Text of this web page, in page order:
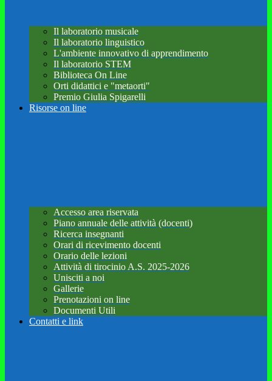
Il laboratorio musicale
Il laboratorio linguistico
L'ambiente innovativo di apprendimento
Il laboratorio STEM
Biblioteca On Line
Orti didattici e "metaorti"
Premio Giulia Spigarelli
Risorse on line
Accesso area riservata
Piano annuale delle attività (docenti)
Ricerca insegnanti
Orari di ricevimento docenti
Orario delle lezioni
Attività di tirocinio A.S. 2025-2026
Unisciti a noi
Gallerie
Prenotazioni on line
Documenti Utili
Contatti e link